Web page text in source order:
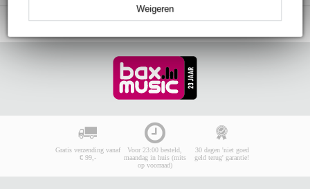
Weigeren
Gratis verzending vanaf
€ 99,-
Voor 23:00 besteld,
maandag in huis (mits
op voorraad)
30 dagen 'niet goed
geld terug' garantie!